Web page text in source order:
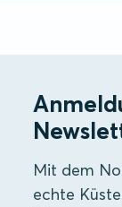
Mit dem
echte